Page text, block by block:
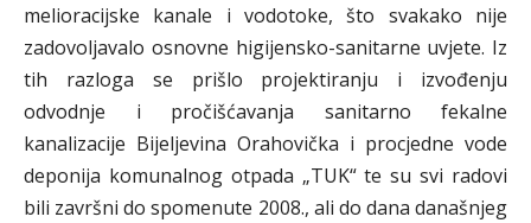
melioracijske kanale i vodotoke, što svakako nije
zadovoljavalo osnovne higijensko-sanitarne uvjete. Iz
tih razloga se prišlo projektiranju i izvođenju
odvodnje i pročišćavanja sanitarno fekalne
kanalizacije Bijeljevina Orahovička i procjedne vode
deponija komunalnog otpada „TUK“ te su svi radovi
bili završni do spomenute 2008., ali do dana današnjeg